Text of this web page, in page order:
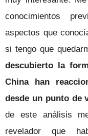
conocimientos
aspectos que
si tengo que
descubierto la
China han
desde un punto de
de este análisis
revelador que